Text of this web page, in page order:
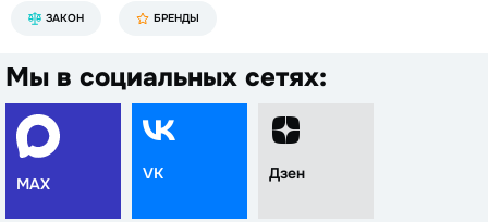
ЗАКОН БРЕНДЫ
Мы в социальных сетях:
MAX
VK Дзен